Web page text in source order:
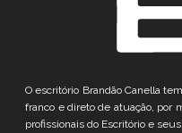
O escritório Brandão Canella
franco e direto de atuação, por
profissionais do Escritório e